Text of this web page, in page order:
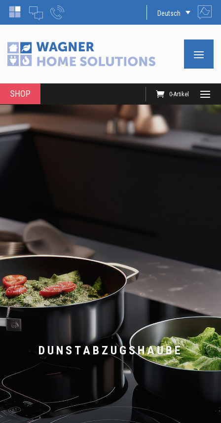
Deutsch
SHOP 0-Artikel
DUNSTABZUGSHAUBE